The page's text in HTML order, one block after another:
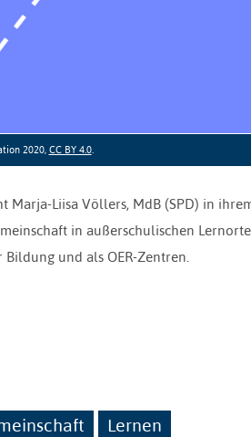
2020, CC BY 4.0.
Liisa Völlers, MdB (SPD) in
in außerschulischen
und als OER-Zentren.
Lernen